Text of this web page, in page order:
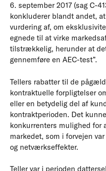
6. september 2017 (sag C-
konkluderer blandt andet,
vurdering af, om
egnede til at virke
tilstrækkelig, herunder at
gennemføre en AEC-test”.
Tellers rabatter til de
kontraktuelle forpligtelser
eller en betydelig del af
kontraktperioden. Det
konkurrenters mulighed for
markedet, som i forvejen
og netværkseffekter.
Teller var i perioden